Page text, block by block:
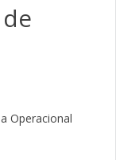
Operacional